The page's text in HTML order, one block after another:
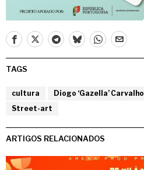
TAGS
cultura Diogo ‘Gazella’ Carvalho
Street-art
ARTIGOS RELACIONADOS